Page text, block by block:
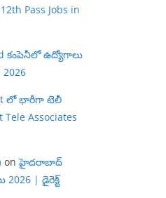
Pass Jobs in
కంపెనీలో ఉద్యోగాలు
2026
లో భారీగా టెలీ
Associates
onహైదరాబాద్
| డైరెక్ట్